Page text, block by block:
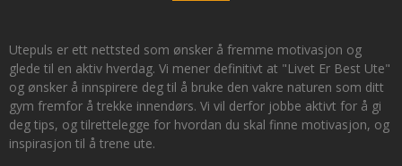
Utepuls er ett nettsted som ønsker å fremme motivasjon og
glede til en aktiv hverdag. Vi mener definitivt at "Livet Er Best Ute"
og ønsker å innspirere deg til å bruke den vakre naturen som ditt
gym fremfor å trekke innendørs. Vi vil derfor jobbe aktivt for å gi
deg tips, og tilrettelegge for hvordan du skal finne motivasjon, og
inspirasjon til å trene ute.